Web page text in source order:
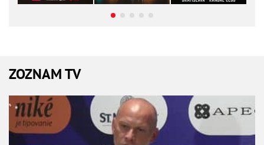
ZOZNAM TV